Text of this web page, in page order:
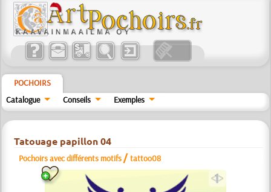
POCHOIRS
Catalogue
Conseils Exemples
Tatouage papillon 04
Pochoirs avec différents motifs /tattoo08
a